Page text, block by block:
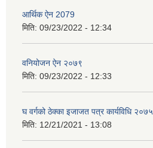
आर्थिक ऐन 2079
मिति: 09/23/2022 - 12:34
वनियोजन ऐन २०७९
मिति: 09/23/2022 - 12:33
घ वर्गको ठेक्का इजाजत पत्र कार्यविधि २०७५
मिति: 12/21/2021 - 13:08